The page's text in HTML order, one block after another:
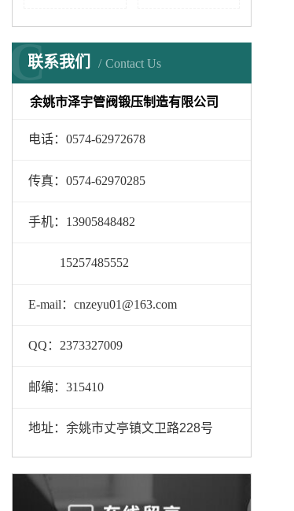
联系我们 Contact Us
C
余姚市泽宇管阀锻压制造有限公司
电话：0574-62972678
传真：0574-62970285
手机：13905848482
15257485552
E-mail：cnzeyu01@163.com
QQ：2373327009
邮编： 315410
地址：余姚市丈亭镇文卫路228号